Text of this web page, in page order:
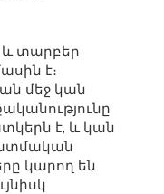
և տարբեր
է։
մեջ կան
է, և կան
կարող են